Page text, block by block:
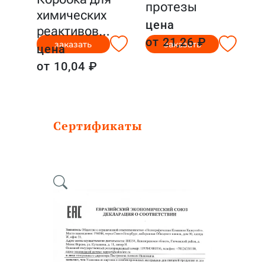
химических
реактивов…
цена
от 10,04 ₽
заказать
протезы
цена
от 21,26 ₽
заказать
Сертификаты